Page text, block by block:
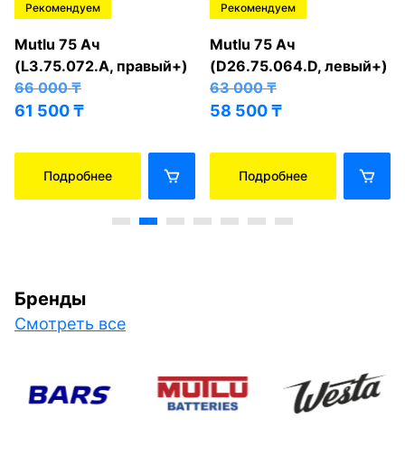
Рекомендуем
Mutlu 75 Ач
(L3.75.072.A, правый+)
66 000₸
61 500₸
Подробнее
Рекомендуем
Mutlu 75 Ач
(D26.75.064.D, левый+)
63 000₸
58 500₸
Подробнее
Бренды
Смотреть все